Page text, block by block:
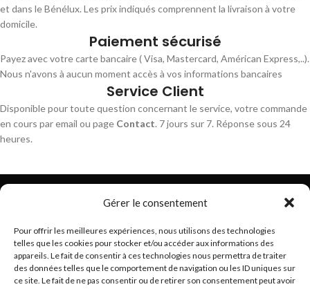
Gérer le consentement
Pour offrir les meilleures expériences, nous utilisons des technologies
telles que les cookies pour stocker et/ou accéder aux informations des
appareils. Le fait de consentir à ces technologies nous permettra de traiter
des données telles que le comportement de navigation ou les ID uniques sur
ce site. Le fait de ne pas consentir ou de retirer son consentement peut avoir
et dans le Bénélux. Les prix indiqués comprennent la livraison à votre
domicile.
Paiement sécurisé
Payez avec votre carte bancaire ( Visa, Mastercard, Américan Express,..).
Nous n'avons à aucun moment accès à vos informations bancaires
Service Client
Disponible pour toute question concernant le service, votre commande
en cours par email ou page Contact. 7 jours sur 7. Réponse sous 24
heures.
Trouvez les meilleurs bracelets de montres connectés
hello@braceletsmartwatch.com